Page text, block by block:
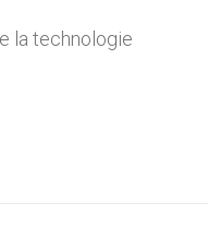
la technologie